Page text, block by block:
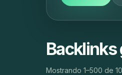
Mostrando 1–500 de